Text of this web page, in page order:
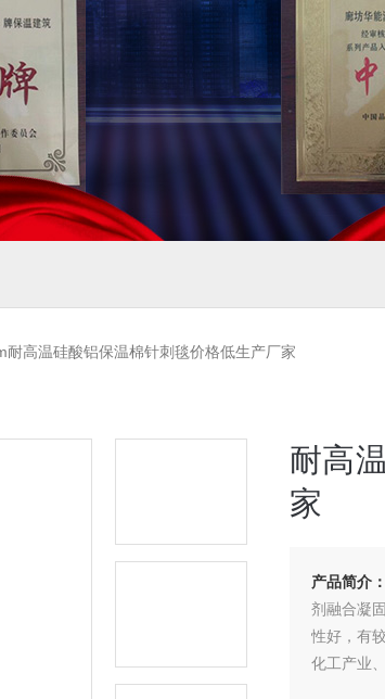
高温硅酸铝保温棉针刺毯价格低生产厂家
耐高
家
产品简介
剂融合凝
性好，有
化工产业